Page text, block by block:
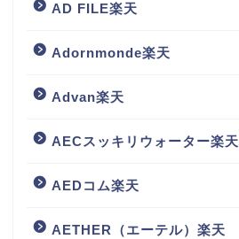
AD FILE楽天
Adornmonde楽天
Advan楽天
AECスッキリウォーター楽天
AEDコム楽天
AETHER（エーテル）楽天